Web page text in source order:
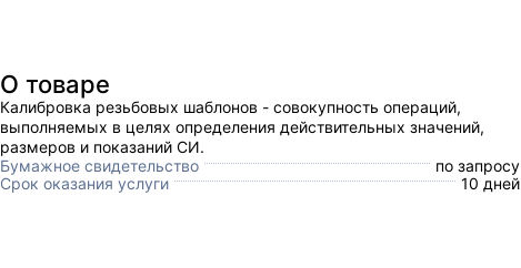
О товаре
Калибровка резьбовых шаблонов - совокупность операций,
выполняемых в целях определения действительных значений,
размеров и показаний СИ.
Бумажное свидетельство
по запросу
Срок оказания услуги
10 дней